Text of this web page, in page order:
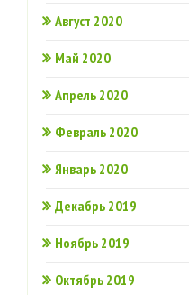
Август 2020
Май 2020
Апрель 2020
Февраль 2020
Январь 2020
Декабрь 2019
Ноябрь 2019
Октябрь 2019